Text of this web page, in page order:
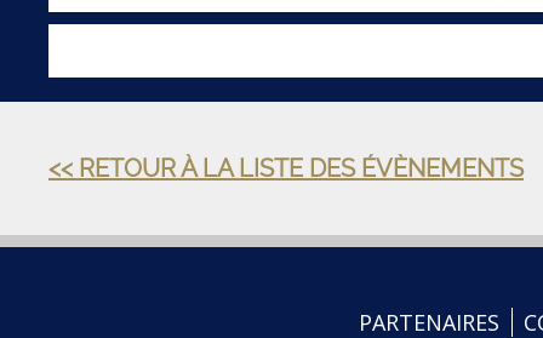
<< RETOUR À LA LISTE DES ÉVÈNEMENTS
PARTENAIRES